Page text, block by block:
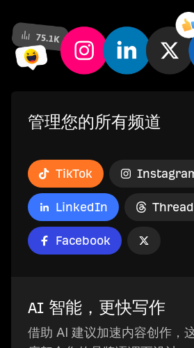
管理您的所有频道
TikTok
LinkedIn
Facebook
AI 智能，更快写作
借助 AI 建议加速内容创作，